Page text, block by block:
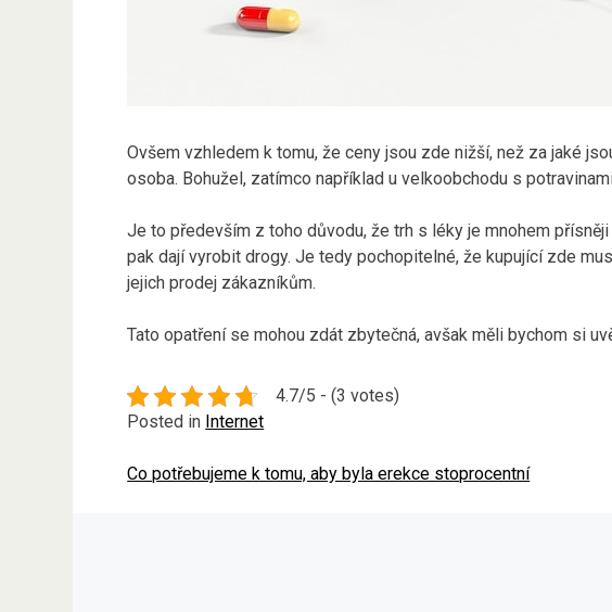
Ovšem vzhledem k tomu, že ceny jsou zde nižší, než za jaké
osoba. Bohužel, zatímco například u velkoobchodu s
Je to především z toho důvodu, že trh s léky je mnohem
pak dají vyrobit drogy. Je tedy pochopitelné, že kupující zde
jejich prodej zákazníkům.
Tato opatření se mohou zdát zbytečná, avšak měli bychom si
4.7/5 - (3 votes)
Posted in Internet
Navigace
Co potřebujeme k tomu, aby byla erekce stoprocentní